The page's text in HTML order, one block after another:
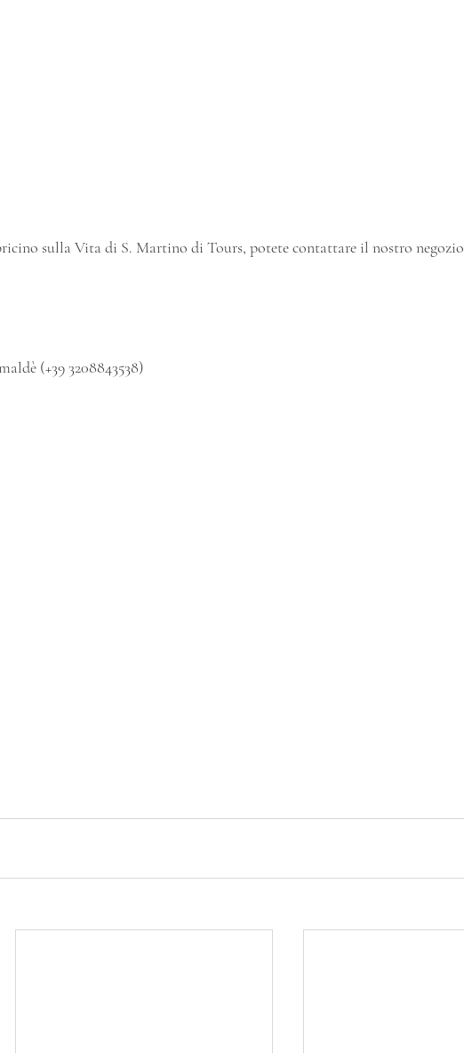
sulla Vita di S. Martino di Tours, potete contattare il nostro negozio
(+39 3208843538)